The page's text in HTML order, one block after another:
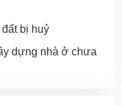
bị huỷ
dựng nhà ở chưa